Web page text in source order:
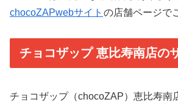
chocoZAPwebサイト の店舗ページで
チョコザップ 恵比寿南店の
チョコザップ（chocoZAP）恵比寿南